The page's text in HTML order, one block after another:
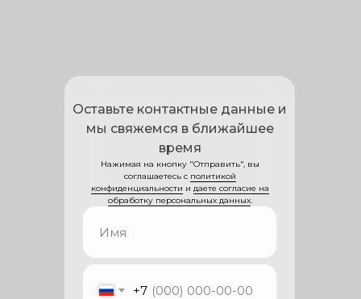
Оставьте контактные данные и
мы свяжемся в ближайшее
время
Нажимая на кнопку "Отправить", вы
соглашаетесь с политикой
конфиденциальности и даете согласие на
обработку персональных данных.
+7